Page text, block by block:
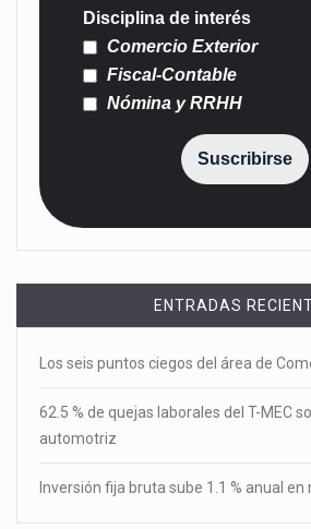
Disciplina de interés
Comercio Exterior
Fiscal-Contable
Nómina y RRHH
Suscribirse
ENTRADAS
Los seis puntos ciegos del área de
62.5 % de quejas laborales del T-MEC
automotriz
Inversión fija bruta sube 1.1 % anual en